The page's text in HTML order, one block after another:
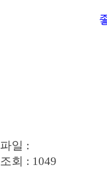
파일 :
조회 : 1049